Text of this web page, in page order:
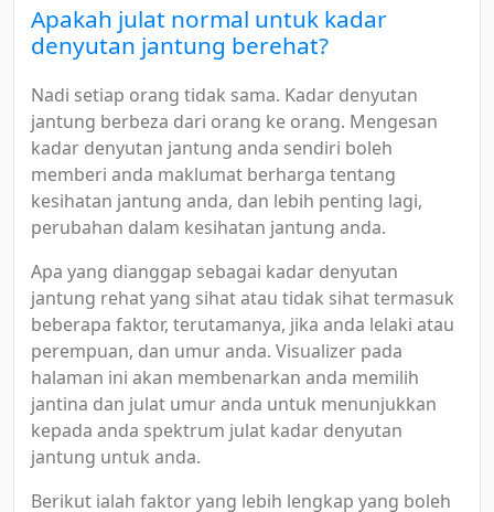
Apakah julat normal untuk kadar
denyutan jantung berehat?
Nadi setiap orang tidak sama. Kadar denyutan
jantung berbeza dari orang ke orang. Mengesan
kadar denyutan jantung anda sendiri boleh
memberi anda maklumat berharga tentang
kesihatan jantung anda, dan lebih penting lagi,
perubahan dalam kesihatan jantung anda.
Apa yang dianggap sebagai kadar denyutan
jantung rehat yang sihat atau tidak sihat termasuk
beberapa faktor, terutamanya, jika anda lelaki atau
perempuan, dan umur anda. Visualizer pada
halaman ini akan membenarkan anda memilih
jantina dan julat umur anda untuk menunjukkan
kepada anda spektrum julat kadar denyutan
jantung untuk anda.
Berikut ialah faktor yang lebih lengkap yang boleh